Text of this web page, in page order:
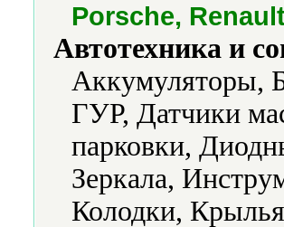
Porsche,
Автотехника и
Аккумуляторы,
ГУР, Датчики
парковки,
Зеркала,
Колодки,